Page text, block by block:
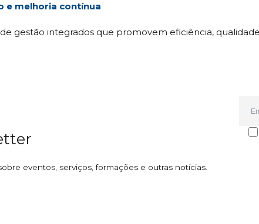
e melhoria contínua
gestão integrados que promovem eficiência,
eventos, serviços, formações e outras notícias.